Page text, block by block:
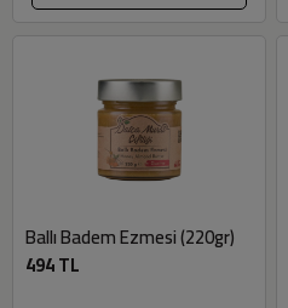
Ballı Badem Ezmesi (220gr)
494 TL